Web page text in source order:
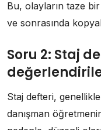
Bu, olayların taze bir
ve sonrasında
Soru 2: Staj
Staj defteri,
danışman